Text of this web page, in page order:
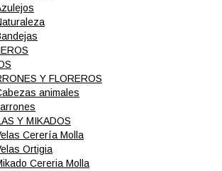
Y FLOREROS
animales
Y MIKADOS
Cerería Molla
Ortigia
Cereria Molla